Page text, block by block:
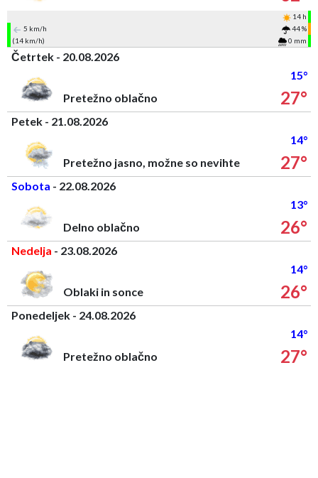
14 h
5 km/h
44 %
(14 km/h)
0 mm
Četrtek - 20.08.2026
15°
Pretežno oblačno
27°
Petek - 21.08.2026
14°
Pretežno jasno, možne so nevihte
27°
Sobota - 22.08.2026
13°
Delno oblačno
26°
Nedelja - 23.08.2026
14°
Oblaki in sonce
26°
Ponedeljek - 24.08.2026
14°
Pretežno oblačno
27°